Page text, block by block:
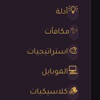
💡 أدلة
✨ مكافآت
🎨 استراتيجيات
💻 الموبايل
🪵 كلاسيكيات